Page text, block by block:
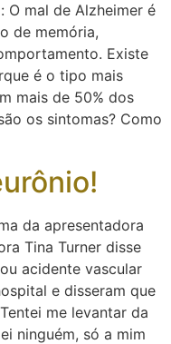
O mal de Alzheimer é
de memória,
Existe
é o tipo mais
mais de 50% dos
os sintomas? Como
da apresentadora
Tina Turner disse
acidente vascular
e disseram que
me levantar da
ninguém, só a mim